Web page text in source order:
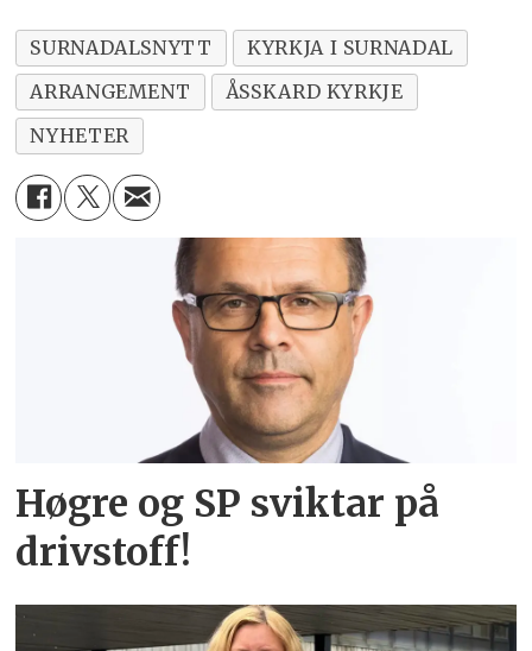
SURNADALSNYTT
KYRKJA I SURNADAL
ARRANGEMENT
ÅSSKARD KYRKJE
NYHETER
Høgre og SP sviktar på
drivstoff!